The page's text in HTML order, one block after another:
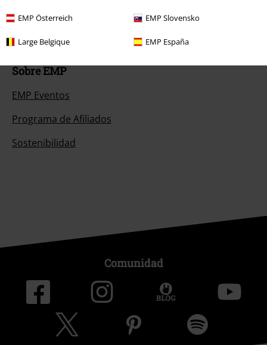
EMP Österreich EMP Slovensko
Large Belgique EMP España
EMP Backstage Club
Sobre EMP
EMP Eventos
Programa de Afiliados
Sostenibilidad
Comunidad